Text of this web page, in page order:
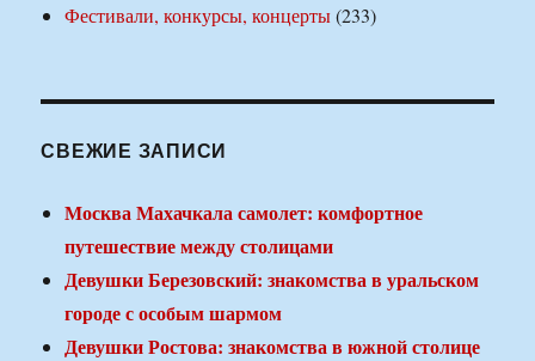
Фестивали, конкурсы, концерты(233)
СВЕЖИЕ ЗАПИСИ
Москва Махачкала самолет: комфортное
путешествие между столицами
Девушки Березовский: знакомства в уральском
городе с особым шармом
Девушки Ростова: знакомства в южной столице